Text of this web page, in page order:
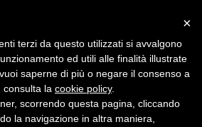
×
terzi da questo utilizzati si avvalgono
ed utili alle finalità illustrate
saperne di più o negare il consenso a
consulta la cookie policy.
scorrendo questa pagina, cliccando
la navigazione in altra maniera,